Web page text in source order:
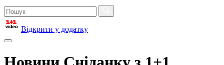
Відкрити у додатку